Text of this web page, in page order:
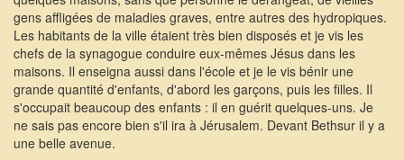
gens affligées de maladies graves, entre autres des hydropiques.
Les habitants de la ville étaient très bien disposés et je vis les
chefs de la synagogue conduire eux-mêmes Jésus dans les
maisons. Il enseigna aussi dans l'école et je le vis bénir une
grande quantité d'enfants, d'abord les garçons, puis les filles. Il
s'occupait beaucoup des enfants : il en guérit quelques-uns. Je
ne sais pas encore bien s'il ira à Jérusalem. Devant Bethsur il y a
une belle avenue.